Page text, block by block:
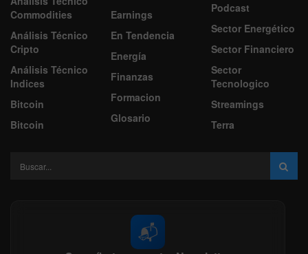
Commodities
Análisis Técnico
Cripto
Análisis Técnico
Indices
Bitcoin
Bitcoin
Earnings
En Tendencia
Energía
Finanzas
Formacion
Glosario
Podcast
Sector Energético
Sector Financiero
Sector
Tecnologico
Streamings
Terra
📬